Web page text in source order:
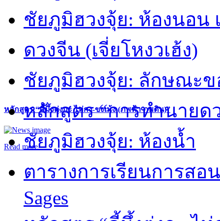
หลักสูตร “คี้มึ้งตุ่งกะ ไท่กง-ขงเม้ง (ภพฟ้า ภพดิน)”
Read more
ชัยภูมิฮวงจุ้ย: ห้องนอน
ดวงจีน (เจี่ยโหงวเฮ้ง)
ชัยภูมิฮวงจุ้ย: ลักษณะ
หลักสูตร “การทำนายด
ชัยภูมิฮวงจุ้ย: ห้องน้ำ
ตารางการเรียนการส
Sages